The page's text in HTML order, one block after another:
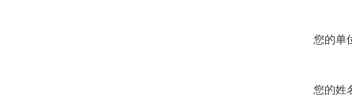
您的单
您的姓